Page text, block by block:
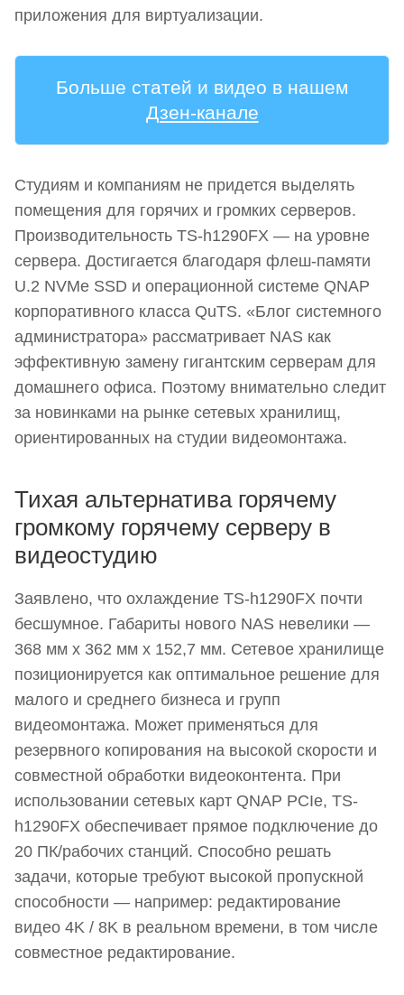
приложения для виртуализации.
Больше статей и видео в нашем
Дзен-канале
Студиям и компаниям не придется выделять
помещения для горячих и громких серверов.
Производительность TS-h1290FX — на уровне
сервера. Достигается благодаря флеш-памяти
U.2 NVMe SSD и операционной системе QNAP
корпоративного класса QuTS. «Блог системного
администратора» рассматривает NAS как
эффективную замену гигантским серверам для
домашнего офиса. Поэтому внимательно следит
за новинками на рынке сетевых хранилищ,
ориентированных на студии видеомонтажа.
Тихая альтернатива горячему
громкому горячему серверу в
видеостудию
Заявлено, что охлаждение TS-h1290FX почти
бесшумное. Габариты нового NAS невелики —
368 мм x 362 мм x 152,7 мм. Сетевое хранилище
позиционируется как оптимальное решение для
малого и среднего бизнеса и групп
видеомонтажа. Может применяться для
резервного копирования на высокой скорости и
совместной обработки видеоконтента. При
использовании сетевых карт QNAP PCIe, TS-
h1290FX обеспечивает прямое подключение до
20 ПК/рабочих станций. Способно решать
задачи, которые требуют высокой пропускной
способности — например: редактирование
видео 4K / 8K в реальном времени, в том числе
совместное редактирование.